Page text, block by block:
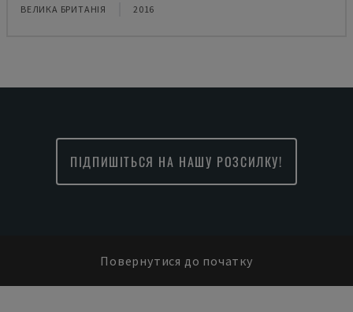
ВЕЛИКА БРИТАНІЯ 2016
ПІДПИШІТЬСЯ НА НАШУ РОЗСИЛКУ!
Повернутися до початку